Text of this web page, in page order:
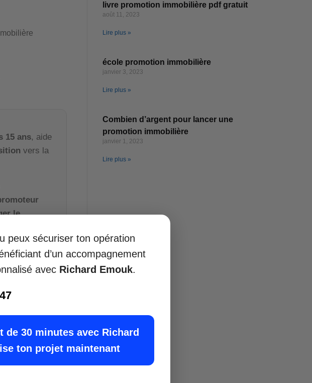
15 ans, aide
vers la
le
de 30
une
le plus en
livre promotion immobilière pdf gratuit
août 11, 2023
Lire plus »
école promotion immobilière
janvier 3, 2023
Lire plus »
Combien d’argent pour lancer une
promotion immobilière
janvier 1, 2023
Lire plus »
peux sécuriser ton opération
d’un accompagnement
avec Richard Emouk.
de 30 minutes avec Richard
ton projet maintenant